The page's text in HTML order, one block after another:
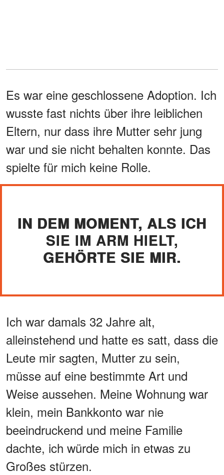
Es war eine geschlossene Adoption. Ich
wusste fast nichts über ihre leiblichen
Eltern, nur dass ihre Mutter sehr jung
war und sie nicht behalten konnte. Das
spielte für mich keine Rolle.
IN DEM MOMENT, ALS ICH
SIE IM ARM HIELT,
GEHÖRTE SIE MIR.
Ich war damals 32 Jahre alt,
alleinstehend und hatte es satt, dass die
Leute mir sagten, Mutter zu sein,
müsse auf eine bestimmte Art und
Weise aussehen. Meine Wohnung war
klein, mein Bankkonto war nie
beeindruckend und meine Familie
dachte, ich würde mich in etwas zu
Großes stürzen.